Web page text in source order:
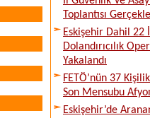
Toplantısı
Eskişehir Dahil
Dolandırıcılık
Yakalandı
FETÖ’nün 37
Son Mensubu
Eskişehir’de